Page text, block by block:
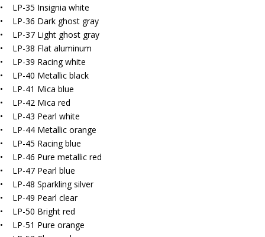
• LP-35 Insignia white
• LP-36 Dark ghost gray
• LP-37 Light ghost gray
• LP-38 Flat aluminum
• LP-39 Racing white
• LP-40 Metallic black
• LP-41 Mica blue
• LP-42 Mica red
• LP-43 Pearl white
• LP-44 Metallic orange
• LP-45 Racing blue
• LP-46 Pure metallic red
• LP-47 Pearl blue
• LP-48 Sparkling silver
• LP-49 Pearl clear
• LP-50 Bright red
• LP-51 Pure orange